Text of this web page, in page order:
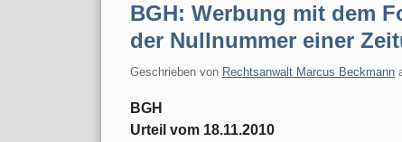
BGH: Werbung mit dem
der Nullnummer einer
Geschrieben von Rechtsanwalt Marcus Beckmann
BGH
Urteil vom 18.11.2010